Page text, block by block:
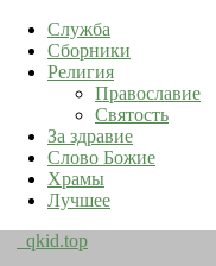
Служба
Сборники
Религия
Православие
Святость
За здравие
Слово Божие
Храмы
Лучшее
qkid.top